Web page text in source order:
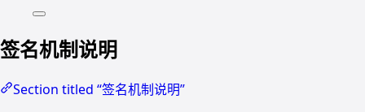
签名机制说明
Section titled “签名机制说明”